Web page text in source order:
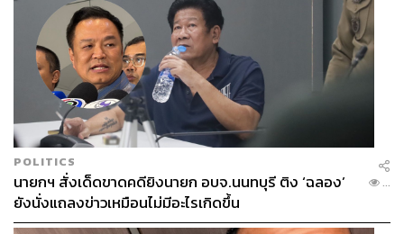
POLITICS
นายกฯ สั่งเด็ดขาดคดียิงนายก อบจ.นนทบุรี ติง ‘ฉลอง’
ยังนั่งแถลงข่าวเหมือนไม่มีอะไรเกิดขึ้น
...